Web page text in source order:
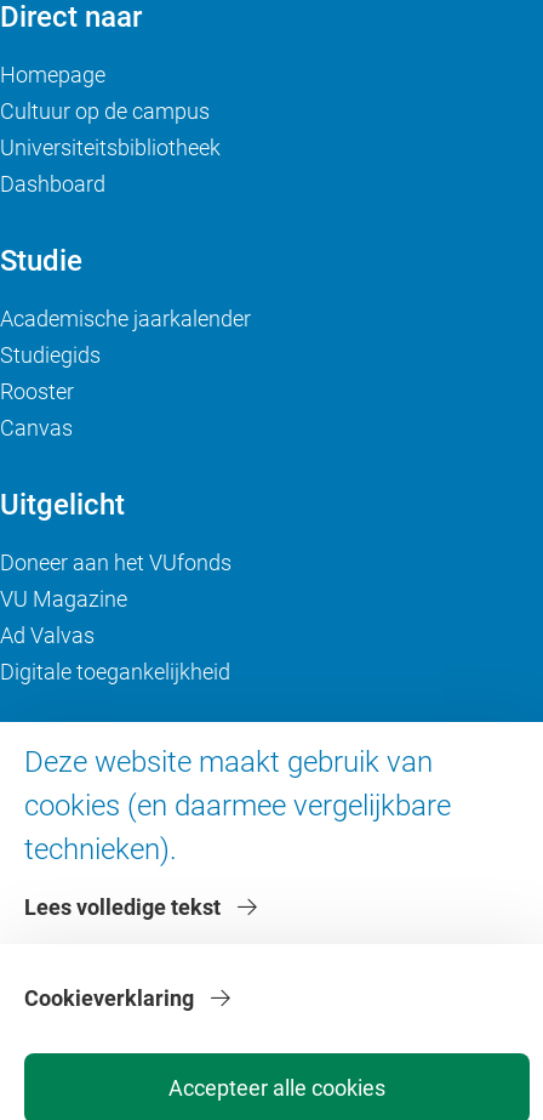
Deze website maakt gebruik van
cookies (en daarmee vergelijkbare
technieken).
Lees volledige tekst
Accepteer alle cookies
Cookieverklaring
Direct naar
Homepage
Cultuur op de campus
Universiteitsbibliotheek
Dashboard
Studie
Academische jaarkalender
Studiegids
Rooster
Canvas
Uitgelicht
Doneer aan het VUfonds
VU Magazine
Ad Valvas
Digitale toegankelijkheid
Over de VU
Contact en route
Werken bij de VU
Diensten